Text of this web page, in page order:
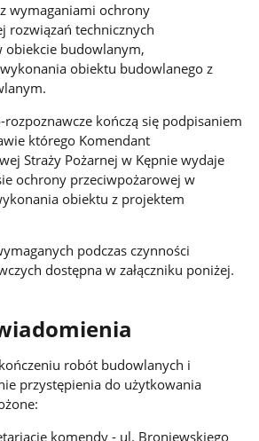
wymaganiami ochrony
rozwiązań technicznych
obiekcie budowlanym,
obiektu budowlanego z
kończą się podpisaniem
którego Komendant
Straży Pożarnej w Kępnie wydaje
ochrony przeciwpożarowej w
obiektu z projektem
podczas czynności
dostępna w załączniku poniżej.
robót budowlanych i
przystępienia do użytkowania
komendy - ul. Broniewskiego